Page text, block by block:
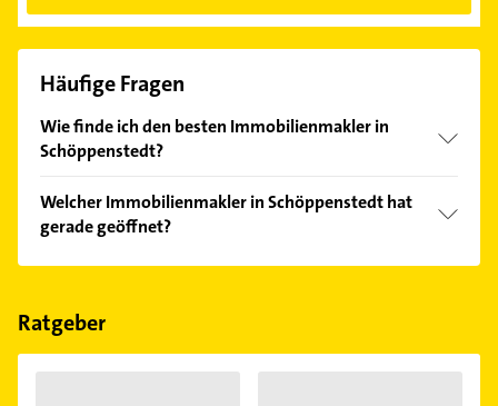
Häufige Fragen
Wie finde ich den besten Immobilienmakler in
Schöppenstedt?
Kundenmeinungen und profitieren Sie von den
Empfehlungen. Die Suchergebnisse können Sie sich
einfach nachBewertungensortiert anzeigen lassen.
Welcher Immobilienmakler in Schöppenstedt hat
gerade geöffnet?
Im Anbieter-Bereich finden Sie alleÖffnungszeiten.
Feiertagen abweichen können.
Ratgeber